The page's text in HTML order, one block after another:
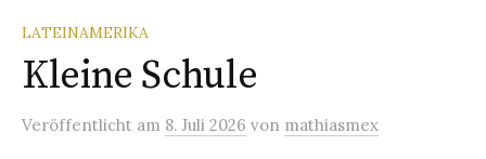
LATEINAMERIKA
Kleine Schule
Veröffentlicht am 8. Juli 2026 von mathiasmex